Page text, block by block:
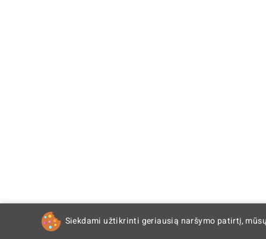
Siekdami užtikrinti geriausią naršymo patirtį,